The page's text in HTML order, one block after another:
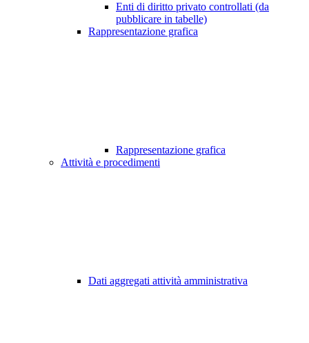
Enti di diritto privato controllati (da
pubblicare in tabelle)
Rappresentazione grafica
Rappresentazione grafica
Attività e procedimenti
Dati aggregati attività amministrativa